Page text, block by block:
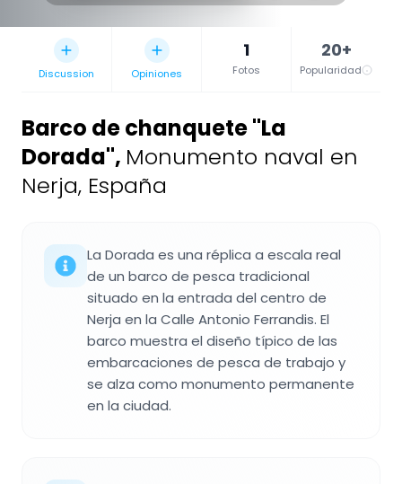
Discussion Opiniones
1
Fotos
20+
Popularidad
Barco de chanquete "La
Dorada", Monumento naval en
Nerja, España
La Dorada es una réplica a escala real
de un barco de pesca tradicional
situado en la entrada del centro de
Nerja en la Calle Antonio Ferrandis. El
barco muestra el diseño típico de las
embarcaciones de pesca de trabajo y
se alza como monumento permanente
en la ciudad.